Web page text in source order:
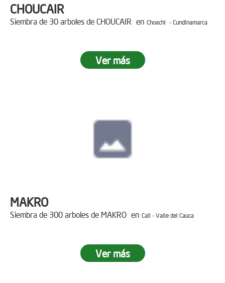
CHOUCAIR
Siembra de 30 arboles de CHOUCAIR en Choachi - Cundinamarca
Ver más
MAKRO
Siembra de 300 arboles de MAKRO en Cali - Valle del Cauca
Ver más